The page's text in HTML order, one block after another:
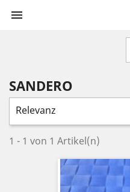

SANDERO
Relevanz
1 - 1 von 1 Artikel(n)